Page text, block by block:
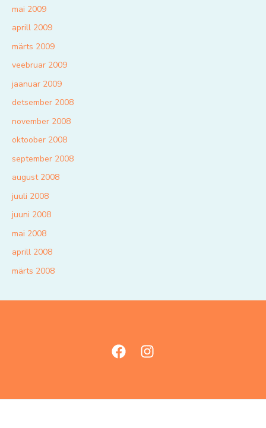
mai 2009
aprill 2009
märts 2009
veebruar 2009
jaanuar 2009
detsember 2008
november 2008
oktoober 2008
september 2008
august 2008
juuli 2008
juuni 2008
mai 2008
aprill 2008
märts 2008